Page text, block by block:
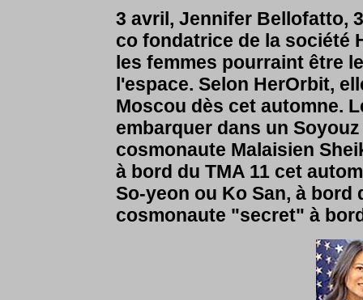
3 avril, Jennifer Bellofatto,
co fondatrice de la société
les femmes pourraint être
l'espace. Selon HerOrbit,
Moscou dès cet automne.
embarquer dans un
cosmonaute Malaisien
à bord du TMA 11 cet
So-yeon ou Ko San, à bord
cosmonaute "secret" à